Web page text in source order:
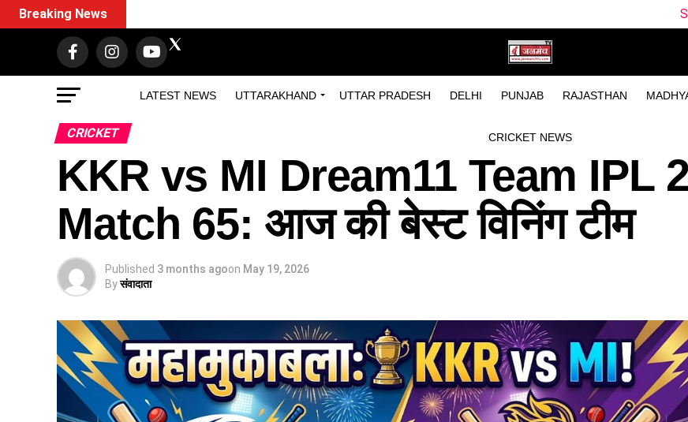
LATEST NEWS UTTARAKHAND UTTAR PRADESH DELHI PUNJAB RAJASTHAN
CRICKET NEWS
Breaking News SUL vs WEF
CRICKET
KKR vs MI Dream11 Team IPL
Match 65: आज की बेस्ट विनिंग टीम
Published 3 months agoon May 19, 2026
Byसंवादाता